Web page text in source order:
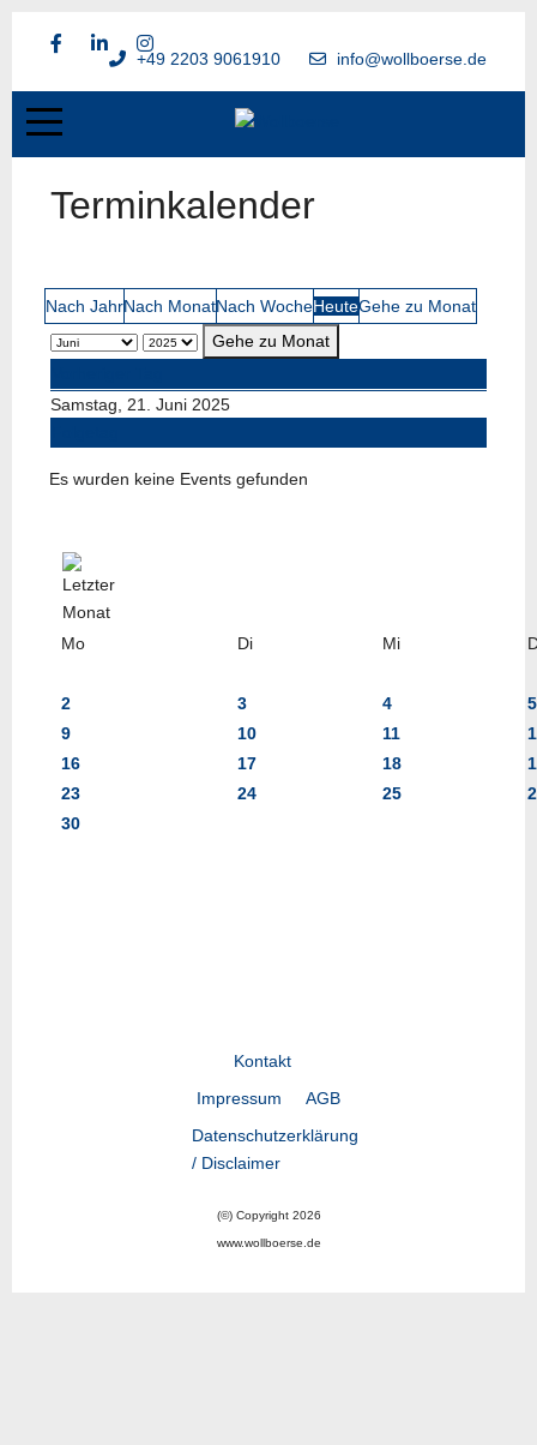
+49 2203 9061910 info@wollboerse.de
Terminkalender
Nach JahrNach MonatNach WocheHeuteGehe zu Monat
Gehe zu Monat
Samstag, 21. Juni 2025
Es wurden keine Events gefunden
Mo Di Mi
2 3 4
5
9
10 11
16
17 18
23
24 25
30
Kontakt
Impressum
AGB
Datenschutzerklärung
/ Disclaimer
(©) Copyright 2026
www.wollboerse.de